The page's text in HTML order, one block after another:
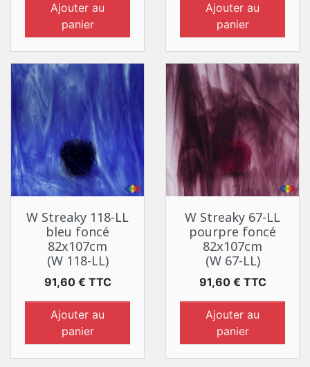
Ajouter au
panier
Ajouter au
panier
W Streaky 118-LL
bleu foncé
82x107cm
(W 118-LL)
Prix
91,60 € TTC
Ajouter au
panier
W Streaky 67-LL
pourpre foncé
82x107cm
(W 67-LL)
Prix
91,60 € TTC
Ajouter au
panier